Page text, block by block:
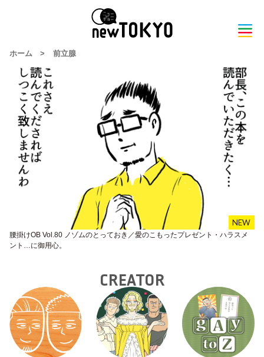
ホーム > 前立腺
腰掛けOB Vol.80 ノゾムのとっておき／愛のこもったプレゼント・ハラスメ
ント…に御用心。
CREATOR